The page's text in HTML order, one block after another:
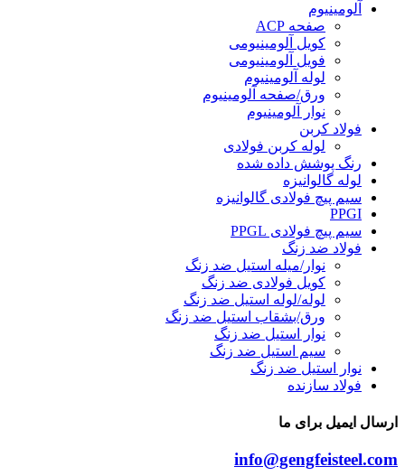
آلومینیوم
صفحه ACP
کویل آلومینیومی
فویل آلومینیومی
لوله آلومینیوم
ورق/صفحه آلومینیوم
نوار آلومینیوم
فولاد کربن
لوله کربن فولادی
رنگ پوشش داده شده
لوله گالوانیزه
سیم پیچ فولادی گالوانیزه
PPGI
سیم پیچ فولادی PPGL
فولاد ضد زنگ
نوار/میله استیل ضد زنگ
کویل فولادی ضد زنگ
لوله/لوله استیل ضد زنگ
ورق/بشقاب استیل ضد زنگ
نوار استیل ضد زنگ
سیم استیل ضد زنگ
نوار استیل ضد زنگ
فولاد سازنده
ارسال ایمیل برای ما
info@gengfeisteel.com